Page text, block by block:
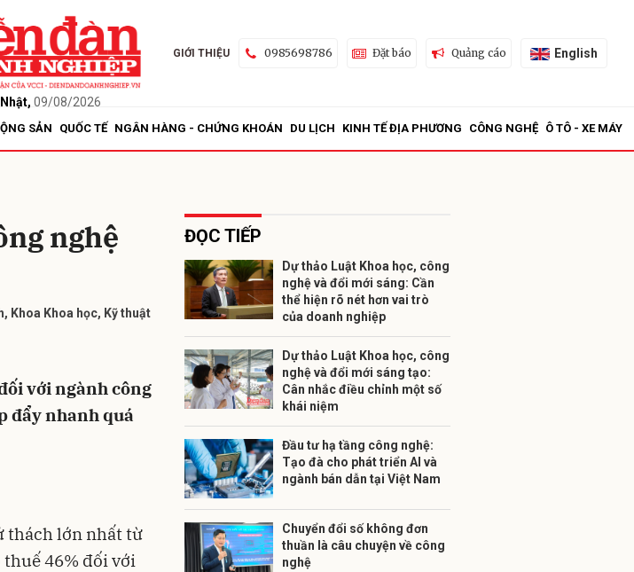
09/08/2026
GIỚI THIỆU 0985698786 Đặt báo Quảng cáo English
SẢN QUỐC TẾ NGÂN HÀNG - CHỨNG KHOÁN DU LỊCH KINH TẾ ĐỊA PHƯƠNG CÔNG NGHỆ Ô TÔ - XE MÁY
nghệ
Khoa Khoa học, Kỹ thuật
với ngành công
đẩy nhanh quá
thách lớn nhất từ
46% đối với
ĐỌC TIẾP
Dự thảo Luật Khoa học, công
nghệ và đổi mới sáng: Cần
thể hiện rõ nét hơn vai trò
của doanh nghiệp
Dự thảo Luật Khoa học, công
nghệ và đổi mới sáng tạo:
Cân nhắc điều chỉnh một số
khái niệm
Đầu tư hạ tầng công nghệ:
Tạo đà cho phát triển AI và
ngành bán dẫn tại Việt Nam
Chuyển đổi số không đơn
thuần là câu chuyện về công
nghệ
Gửi